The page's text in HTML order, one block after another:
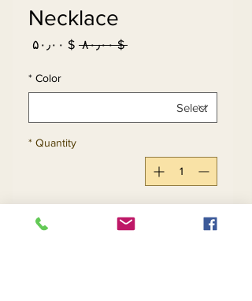
Necklace
$ ۸۰٫۰۰
Regular
$ ۵۰٫۰۰
Sale
Color
*
Quantity
*
Add to Cart